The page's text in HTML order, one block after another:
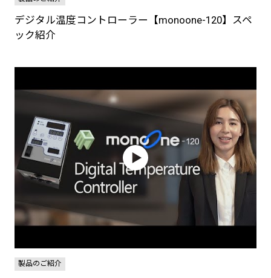
デジタル温度コントローラー【monoone-120】スペ
ック紹介
製品のご紹介